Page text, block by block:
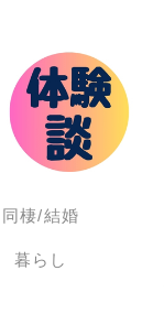
同棲/結婚
暮らし